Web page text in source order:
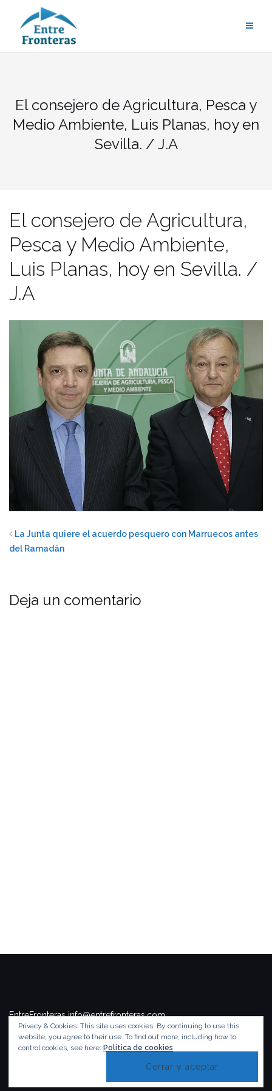
contenido
El consejero de Agricultura, Pesca y
Medio Ambiente, Luis Planas, hoy en
Sevilla. / J.A
El consejero de Agricultura,
Pesca y Medio Ambiente,
Luis Planas, hoy en Sevilla. /
J.A
La Junta quiere el acuerdo pesquero con Marruecos antes
del Ramadán
Deja un comentario
EntreFronteras info@entrefronteras.com
Tema deColorlib . Funciona conWordPress.
Privacy & Cookies: This site uses cookies. By continuing to use this
website, you agree to their use. To find out more, including how to
control cookies, see here: Política de cookies